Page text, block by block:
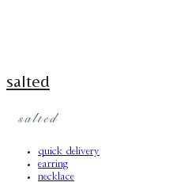
salted
quick delivery
earring
necklace